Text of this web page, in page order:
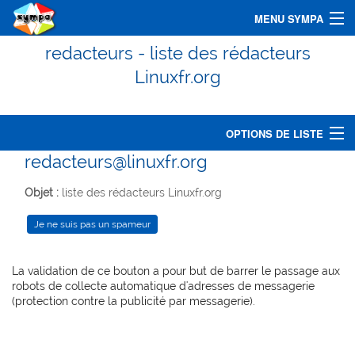
MENU SYMPA
Accueil
Connexion
redacteurs - liste des rédacteurs
Linuxfr.org
OPTIONS DE LISTE
Options de liste
Contacter le propriétaire
S'abonner
Se désabonner
redacteurs@linuxfr.org
Objet : liste des rédacteurs Linuxfr.org
La validation de ce bouton a pour but de barrer le passage aux
robots de collecte automatique d'adresses de messagerie
(protection contre la publicité par messagerie).